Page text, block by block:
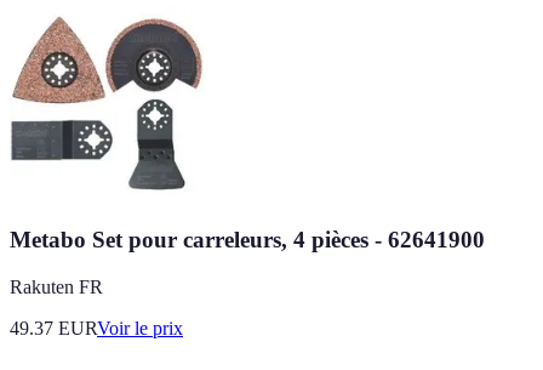
Metabo Set pour carreleurs, 4 pièces - 62641900
Rakuten FR
49.37 EURVoir le prix